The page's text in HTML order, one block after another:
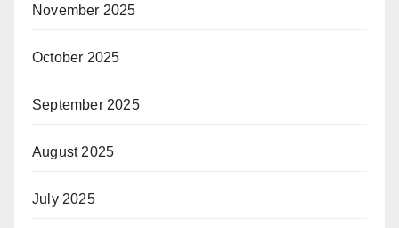
November 2025
October 2025
September 2025
August 2025
July 2025